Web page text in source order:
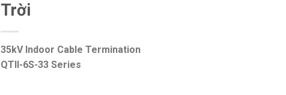
Trời
35kV Indoor Cable Termination
QTII-6S-33 Series